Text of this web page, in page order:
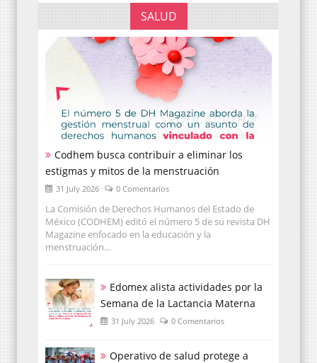
SALUD
Codhem busca contribuir a eliminar los
estigmas y mitos de la menstruación
31 July 2026 0 Comentarios
La Comisión de Derechos Humanos del Estado de
México (CODHEM) editó el número 5 de su revista DH
Magazine enfocado en la educación y la
menstruación...
Edomex alista actividades por la
Semana de la Lactancia Materna
31 July 2026 0 Comentarios
Operativo de salud protege a